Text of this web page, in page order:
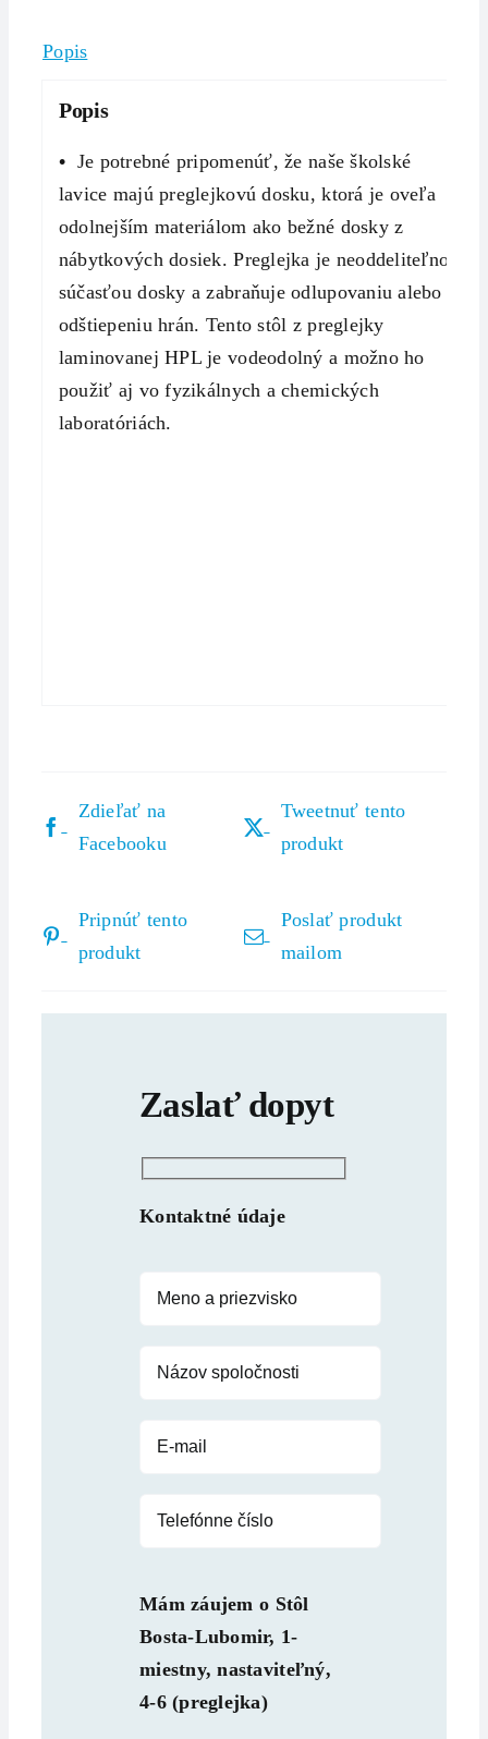
Popis
Popis
• Je potrebné pripomenúť, že naše školské
lavice majú preglejkovú dosku, ktorá je oveľa
odolnejším materiálom ako bežné dosky z
nábytkových dosiek. Preglejka je neoddeliteľnou
súčasťou dosky a zabraňuje odlupovaniu alebo
odštiepeniu hrán. Tento stôl z preglejky
laminovanej HPL je vodeodolný a možno ho
použiť aj vo fyzikálnych a chemických
laboratóriách.
Zdieľať na
Facebooku
Tweetnuť tento
produkt
Pripnúť tento
produkt
Poslať produkt
mailom
Zaslať dopyt
Kontaktné údaje
Mám záujem o Stôl
Bosta-Lubomir, 1-
miestny, nastaviteľný,
4-6 (preglejka)